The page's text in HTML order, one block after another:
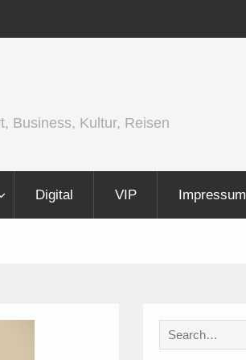
Business, Kultur, Reisen
Digital VIP Impressum
Search
for: